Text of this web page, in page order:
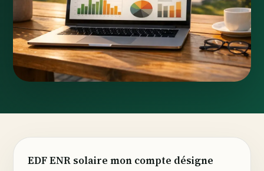
EDF ENR solaire mon compte désigne